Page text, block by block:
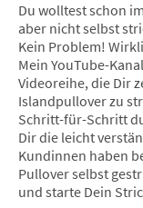
Du wolltest schon
aber nicht selbst
Kein Problem!
Mein YouTube-
Videoreihe, die Dir
Islandpullover zu
Schritt-für-Schritt
Dir die leicht
Kundinnen haben
Pullover selbst
und starte Dein